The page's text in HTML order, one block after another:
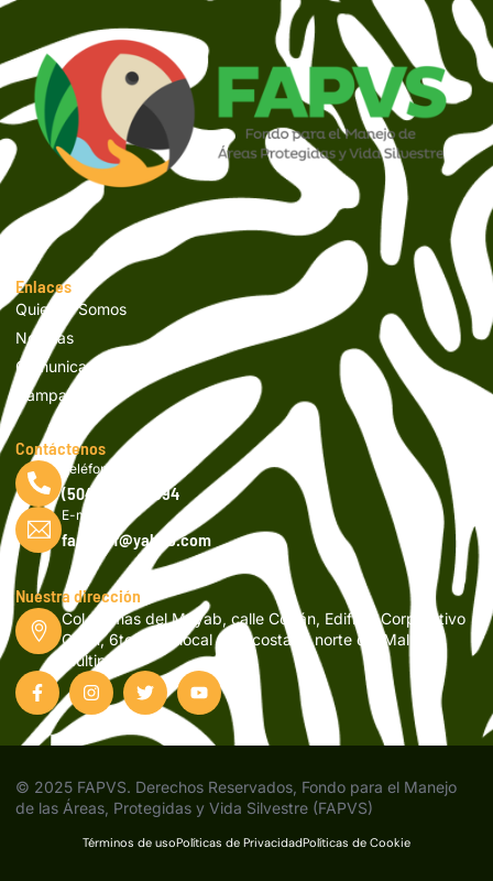
Enlaces
Quienes Somos
Noticias
Comunicados
Campañas
Contáctenos
Teléfono
(504) 2262-9994
E-mail
fapvsicf@yahoo.com
Nuestra dirección
Col. Lomas del Mayab, calle Copán, Edificio Corporativo
Orión, 6to nivel, local 601, costado norte del Mall
Multiplaza
© 2025 FAPVS. Derechos Reservados, Fondo para el Manejo
de las Áreas, Protegidas y Vida Silvestre (FAPVS)
Términos de usoPolíticas de PrivacidadPolíticas de Cookie